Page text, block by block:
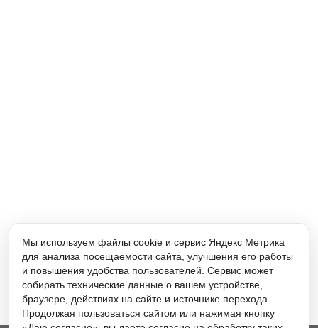
Мы используем файлы cookie и сервис Яндекс Метрика
для анализа посещаемости сайта, улучшения его работы
и повышения удобства пользователей. Сервис может
собирать технические данные о вашем устройстве,
браузере, действиях на сайте и источнике перехода.
Продолжая пользоваться сайтом или нажимая кнопку